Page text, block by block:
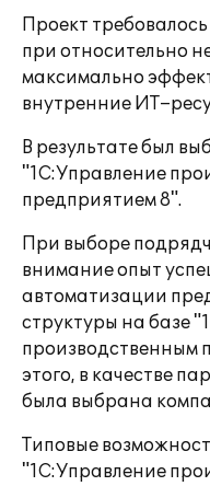
Проект
при относительно
максимально
внутренние
В результате был
"1С:Управление
предприятием 8".
При выборе
внимание опыт
автоматизации
структуры на базе
производственным
этого, в качестве
была выбрана
Типовые
"1С:Управление